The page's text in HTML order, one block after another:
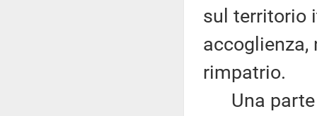
sul territorio
accoglienza,
rimpatrio.
Una parte